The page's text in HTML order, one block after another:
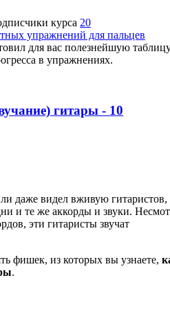
курса 20
упражнений для пальцев
для вас полезнейшую
в упражнениях.
гитары - 10
даже видел вживую гитаристов,
и те же аккорды и звуки.
эти гитаристы звучат
фишек, из которых вы узнаете,
.